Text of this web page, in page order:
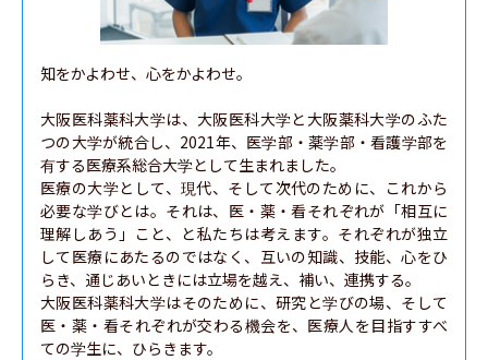
知をかよわせ、心をかよわせ。
大阪医科薬科大学は、大阪医科大学と大阪薬科大学のふた
つの大学が統合し、2021年、医学部・薬学部・看護学部を
有する医療系総合大学として生まれました。
医療の大学として、現代、そして次代のために、これから
必要な学びとは。それは、医・薬・看それぞれが「相互に
理解しあう」こと、と私たちは考えます。それぞれが独立
して医療にあたるのではなく、互いの知識、技能、心をひ
らき、通じあいときには立場を越え、補い、連携する。
大阪医科薬科大学はそのために、研究と学びの場、そして
医・薬・看それぞれが交わる機会を、医療人を目指すすべ
ての学生に、ひらきます。